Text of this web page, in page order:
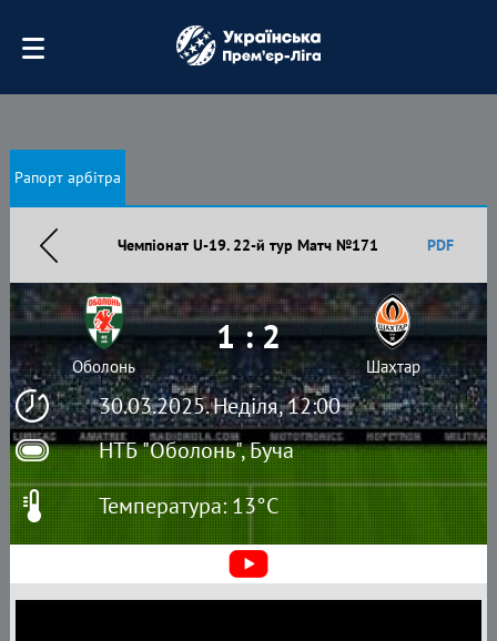
Рапорт арбітра
Чемпіонат U-19. 22-й тур Матч №171 PDF
30.03.2025. Неділя, 12:00
НТБ "Оболонь", Буча
Оболонь
1 : 2
Шахтар
Температура: 13°C